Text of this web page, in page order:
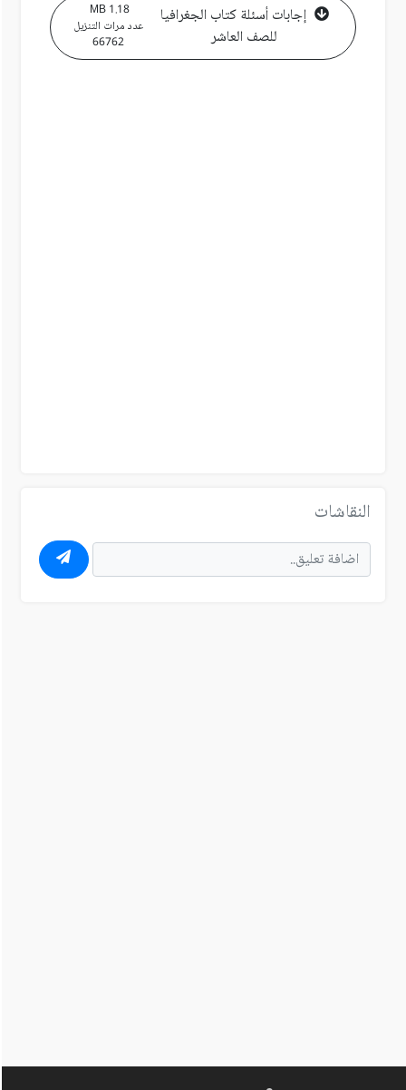
إجابات أسئلة كتاب الجغرافيا
للصف العاشر
1.18 MB
عدد مرات التنزيل
66762
النقاشات